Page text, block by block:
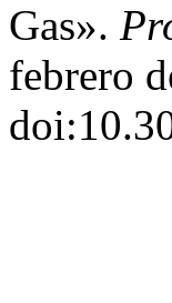
Gas».
febrero